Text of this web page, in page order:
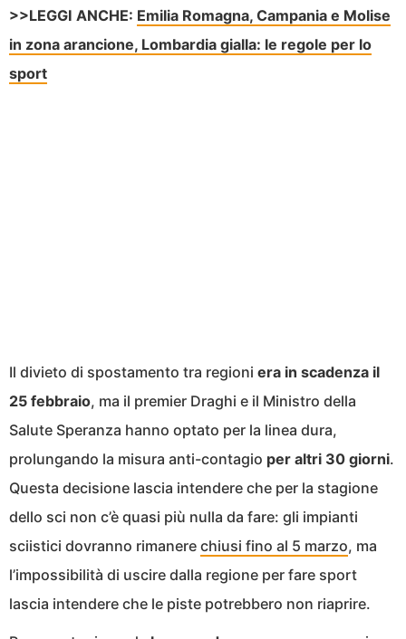
>>LEGGI ANCHE: Emilia Romagna, Campania e Molise
in zona arancione, Lombardia gialla: le regole per lo
sport
Il divieto di spostamento tra regioni era in scadenza il
25 febbraio, ma il premier Draghi e il Ministro della
Salute Speranza hanno optato per la linea dura,
prolungando la misura anti-contagio per altri 30 giorni.
Questa decisione lascia intendere che per la stagione
dello sci non c’è quasi più nulla da fare: gli impianti
sciistici dovranno rimanere chiusi fino al 5 marzo, ma
l’impossibilità di uscire dalla regione per fare sport
lascia intendere che le piste potrebbero non riaprire.